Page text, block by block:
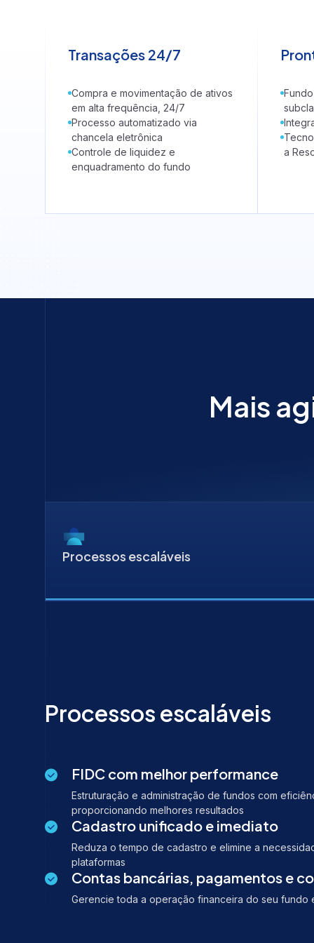
Investidor Não
Fundos administrados
Transações 24/7
Compra e movimentação de ativos
em alta frequência, 24/7
Processo automatizado via
chancela eletrônica
Controle de liquidez e
enquadramento do fundo
a
Mais
Processos escaláveis
Processos escaláveis
FIDC com melhor performance
Estruturação e administração de fundos com
proporcionando melhores resultados
Cadastro unificado e imediato
Reduza o tempo de cadastro e elimine a
plataformas
Contas bancárias, pagamentos e
Gerencie toda a operação financeira do seu fundo